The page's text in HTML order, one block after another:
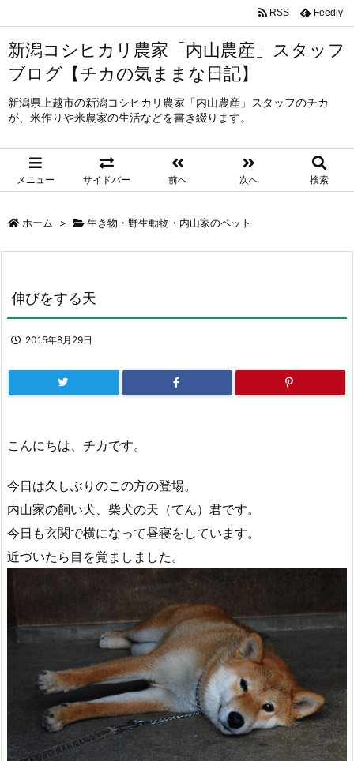
新潟コシヒカリ農家「内山農産」スタッフ
ブログ【チカの気ままな日記】
新潟県上越市の新潟コシヒカリ農家「内山農産」スタッフのチカ
が、米作りや米農家の生活などを書き綴ります。
メニュー サイドバー 前へ 次へ 検索
RSS Feedly
ホーム > 生き物・野生動物・内山家のペット
伸びをする天
2015年8月29日
こんにちは、チカです。
今日は久しぶりのこの方の登場。
内山家の飼い犬、柴犬の天（てん）君です。
今日も玄関で横になって昼寝をしています。
近づいたら目を覚ましました。